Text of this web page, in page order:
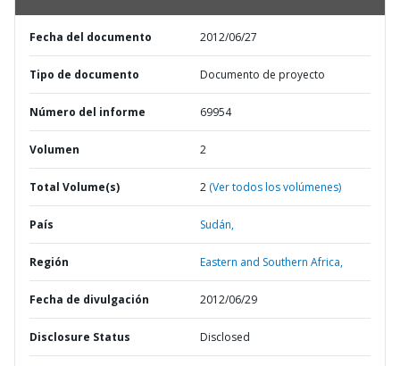
Fecha del documento 2012/06/27
Tipo de documento Documento de proyecto
Número del informe 69954
Volumen 2
Total Volume(s) 2 (Ver todos los volúmenes)
País Sudán,
Región Eastern and Southern Africa,
Fecha de divulgación 2012/06/29
Disclosure Status Disclosed